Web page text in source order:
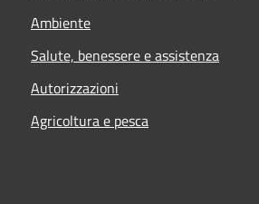
Ambiente
Salute, benessere e assistenza
Autorizzazioni
Agricoltura e pesca